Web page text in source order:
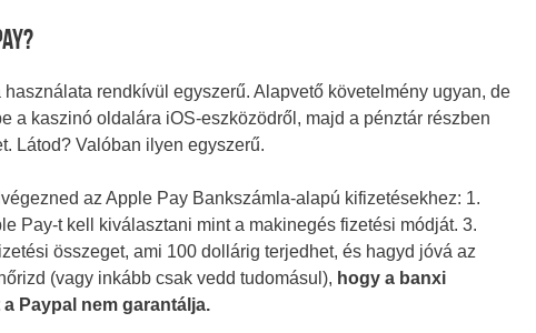
rendkívül egyszerű. Alapvető követelmény ugyan, de
a kaszinó oldalára iOS-eszközödről, majd a pénztár részben
Látod? Valóban ilyen egyszerű.
az Apple Pay Bankszámla-alapú kifizetésekhez: 1.
Pay-t kell kiválasztani mint a makinegés fizetési módját. 3.
összeget, ami 100 dollárig terjedhet, és hagyd jóvá az
(vagy inkább csak vedd tudomásul), hogy a banxi
Paypal nem garantálja.